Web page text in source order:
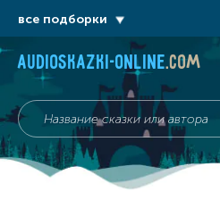
audioskazki-online.com
все подборки